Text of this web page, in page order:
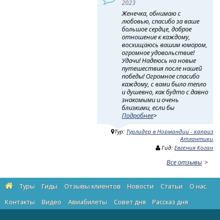
2023
Женечка, обнимаю с
любовью, спасибо за ваше
большое сердце, доброе
отношение к каждому,
восхищаюсь вашим юмором,
огромное удовольствие!
Удачи! Надеюсь на новые
путешествия после нашей
победы! Огромное спасибо
каждому, с вами было тепло
и душевно, как будто с давно
знакомыми и очень
близкими, если бы
Подробнее>
Тур: Турлидер в Нормандии - каприз
Атлантики
Гид:Евгения Коган
Все отзывы
Туры Гиды Отзывы клиентов Новости Статьи
О нас
Контакты
Видео Авиабилеты Cовет дня Рассказ дня